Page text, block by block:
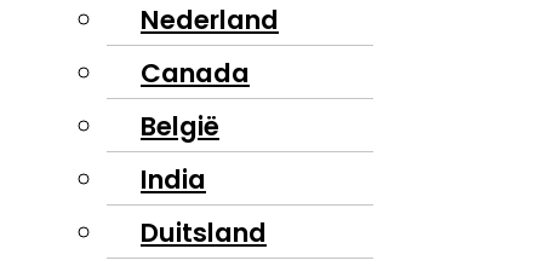
Nederland
Canada
België
India
Duitsland